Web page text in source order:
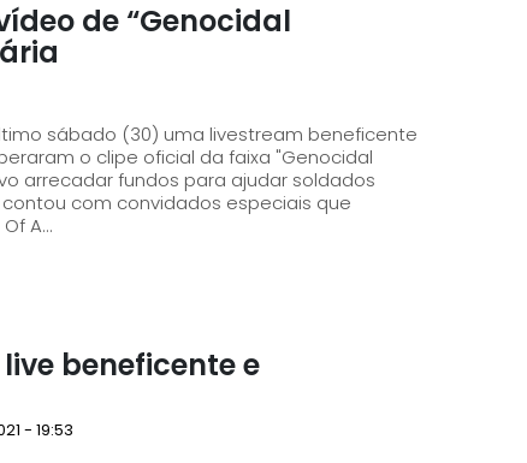
de “Genocidal
sábado (30) uma livestream beneficente
o clipe oficial da faixa "Genocidal
com convidados especiais que
A...
beneficente e
- 19:53